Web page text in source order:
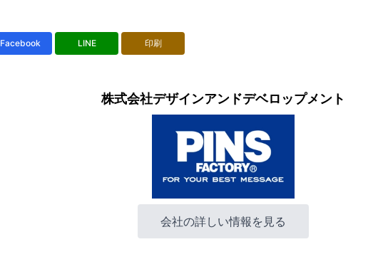
Facebook LINE 印刷
株式会社デザインアンドデベロップメント
会社の詳しい情報を見る